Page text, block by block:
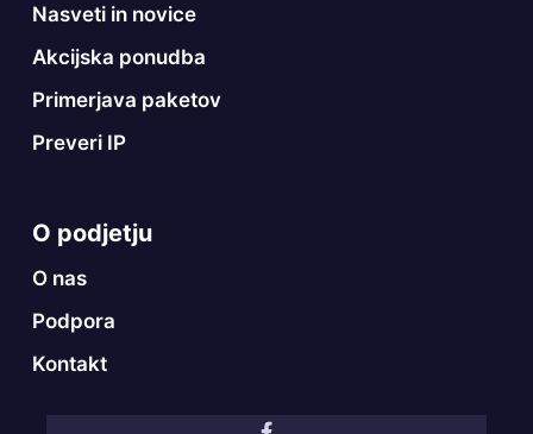
Nasveti in novice
Akcijska ponudba
Primerjava paketov
Preveri IP
O podjetju
O nas
Podpora
Kontakt